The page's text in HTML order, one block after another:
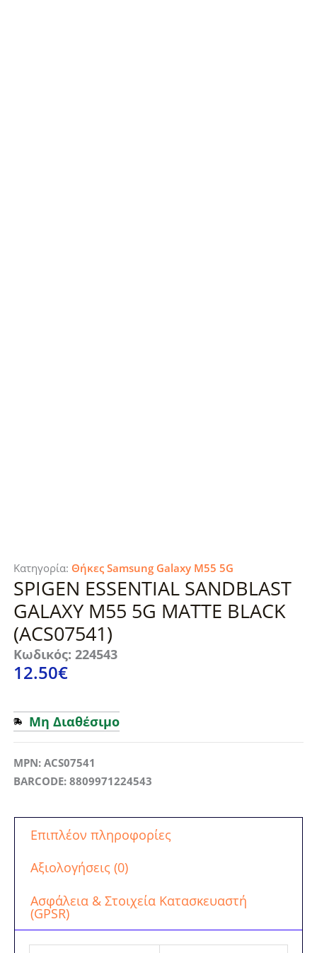
Κατηγορία: Θήκες Samsung Galaxy M55 5G
SPIGEN ESSENTIAL SANDBLAST
GALAXY M55 5G MATTE BLACK
(ACS07541)
Κωδικός: 224543
12.50€
Μη Διαθέσιμο
MPN: ACS07541
BARCODE: 8809971224543
Επιπλέον πληροφορίες
Αξιολογήσεις (0)
Ασφάλεια & Στοιχεία Κατασκευαστή
(GPSR)